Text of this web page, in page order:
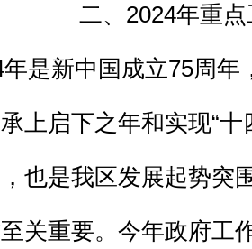
二、2024年重
年是新中国成立75周年
上启下之年和实现“十
也是我区发展起势突
关重要。今年政府工